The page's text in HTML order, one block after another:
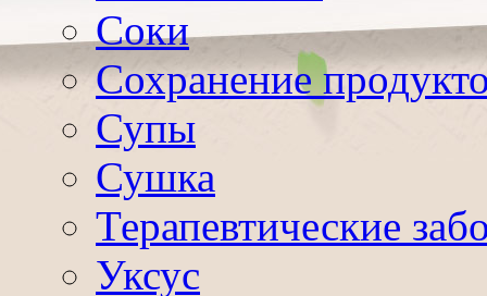
Соки
Сохранение
Супы
Сушка
Терапевтические
Уксус